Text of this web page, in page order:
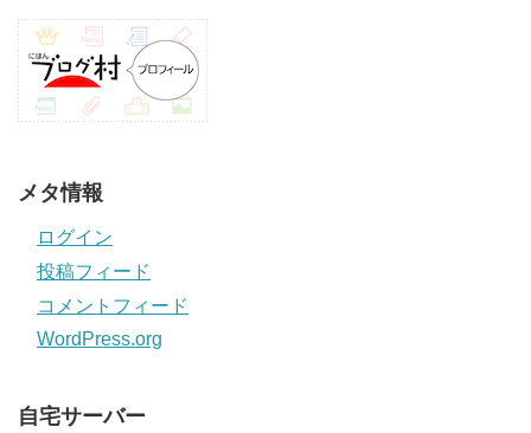
メタ情報
ログイン
投稿フィード
コメントフィード
WordPress.org
自宅サーバー